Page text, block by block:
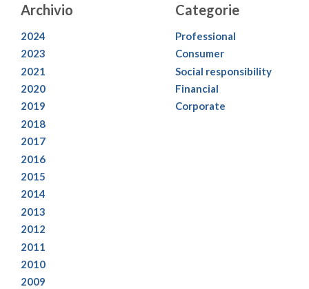
Archivio
2024
2023
2021
2020
2019
2018
2017
2016
2015
2014
2013
2012
2011
2010
2009
Categorie
Professional
Consumer
Social responsibility
Financial
Corporate